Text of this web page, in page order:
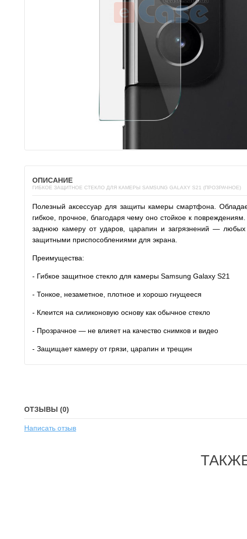
ОПИСАНИЕ
ГИБКОЕ ЗАЩИТНОЕ СТЕКЛО ДЛЯ КАМЕРЫ SAMSUNG GALAXY S21 (ПРОЗРАЧНОЕ)
Полезный аксессуар для защиты камеры смартфона.
гибкое, прочное, благодаря чему оно стойкое к
заднюю камеру от ударов, царапин и загрязнений — любых
защитными приспособлениями для экрана.
Преимущества:
- Гибкое защитное стекло для камеры Samsung Galaxy S21
- Тонкое, незаметное, плотное и хорошо гнущееся
- Клеится на силиконовую основу как обычное стекло
- Прозрачное — не влияет на качество снимков и видео
- Защищает камеру от грязи, царапин и трещин
ОТЗЫВЫ (0)
Написать отзыв